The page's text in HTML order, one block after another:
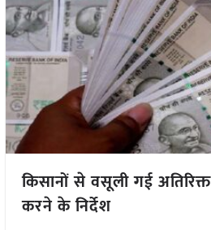
किसानों से वसूली गई
करने के निर्देश